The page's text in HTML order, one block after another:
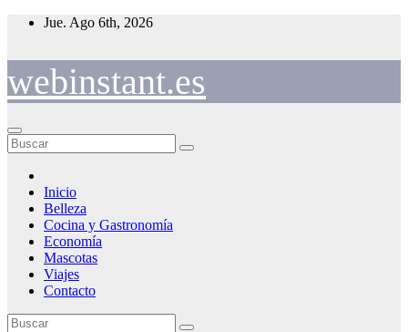
Saltar
Jue. Ago 6th, 2026
webinstant.es
Inicio
Belleza
Cocina y Gastronomía
Economía
Mascotas
Viajes
Contacto